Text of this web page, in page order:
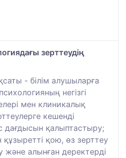
зерттеудің
- білім алушыларға
негізгі
мен клиникалық
кешенді
дағдысын қалыптастыру;
құзыретті қою, өз зерттеу
және алынған деректерді